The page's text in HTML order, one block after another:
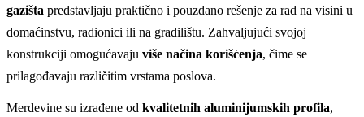
gazišta predstavljaju praktično i pouzdano rešenje za rad na visini u
domaćinstvu, radionici ili na gradilištu. Zahvaljujući svojoj
konstrukciji omogućavaju više načina korišćenja, čime se
prilagođavaju različitim vrstama poslova.
Merdevine su izrađene od kvalitetnih aluminijumskih profila,